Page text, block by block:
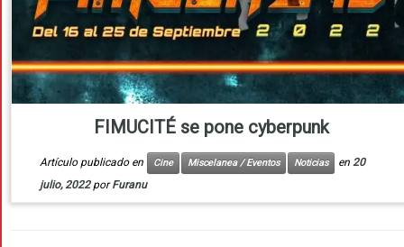
FIMUCITÉ se pone cyberpunk
Artículo publicado en Cine Miscelanea / Eventos Noticias en 20
julio, 2022 porFuranu